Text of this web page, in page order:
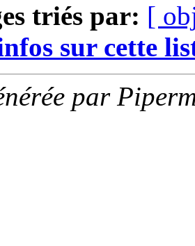
triés par: [
sur cette
par